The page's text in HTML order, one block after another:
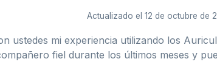
Actualizado el 12 de octubre de
ustedes mi experiencia utilizando los
fiel durante los últimos meses y